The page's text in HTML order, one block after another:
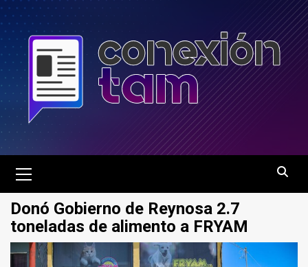
Saltar
al
contenido
principal
Donó Gobierno de Reynosa 2.7
toneladas de alimento a FRYAM